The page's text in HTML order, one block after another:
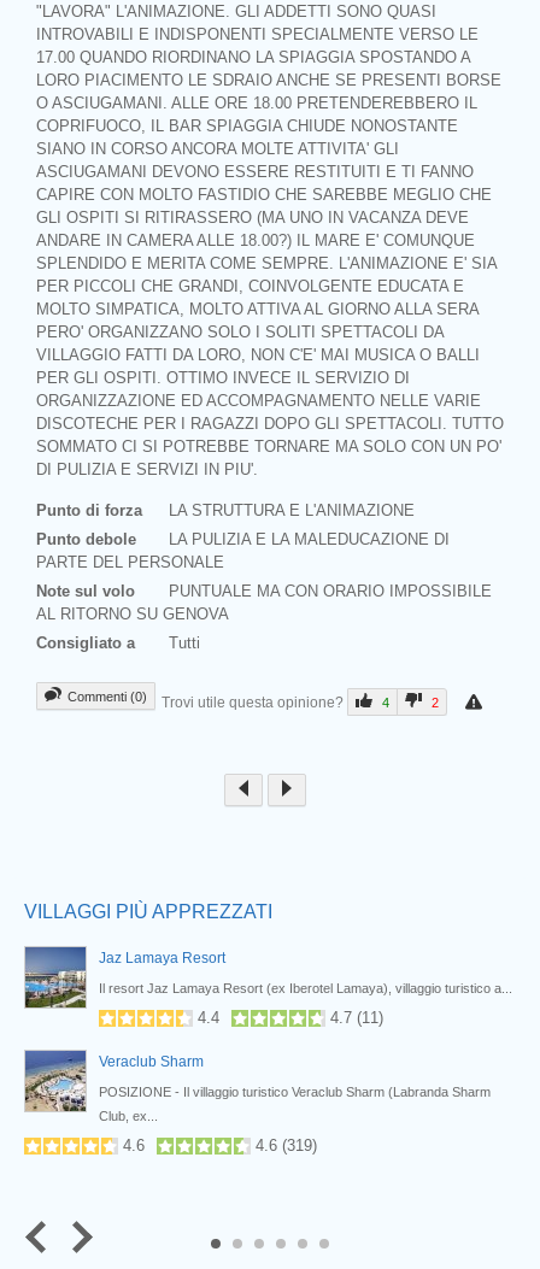
"LAVORA" L'ANIMAZIONE. GLI ADDETTI SONO QUASI
INTROVABILI E INDISPONENTI SPECIALMENTE VERSO LE
17.00 QUANDO RIORDINANO LA SPIAGGIA SPOSTANDO A
LORO PIACIMENTO LE SDRAIO ANCHE SE PRESENTI BORSE
O ASCIUGAMANI. ALLE ORE 18.00 PRETENDEREBBERO IL
COPRIFUOCO, IL BAR SPIAGGIA CHIUDE NONOSTANTE
SIANO IN CORSO ANCORA MOLTE ATTIVITA' GLI
ASCIUGAMANI DEVONO ESSERE RESTITUITI E TI FANNO
CAPIRE CON MOLTO FASTIDIO CHE SAREBBE MEGLIO CHE
GLI OSPITI SI RITIRASSERO (MA UNO IN VACANZA DEVE
ANDARE IN CAMERA ALLE 18.00?) IL MARE E' COMUNQUE
SPLENDIDO E MERITA COME SEMPRE. L'ANIMAZIONE E' SIA
PER PICCOLI CHE GRANDI, COINVOLGENTE EDUCATA E
MOLTO SIMPATICA, MOLTO ATTIVA AL GIORNO ALLA SERA
PERO' ORGANIZZANO SOLO I SOLITI SPETTACOLI DA
VILLAGGIO FATTI DA LORO, NON C'E' MAI MUSICA O BALLI
PER GLI OSPITI. OTTIMO INVECE IL SERVIZIO DI
ORGANIZZAZIONE ED ACCOMPAGNAMENTO NELLE VARIE
DISCOTECHE PER I RAGAZZI DOPO GLI SPETTACOLI. TUTTO
SOMMATO CI SI POTREBBE TORNARE MA SOLO CON UN PO'
DI PULIZIA E SERVIZI IN PIU'.
Punto di forza
LA STRUTTURA E L'ANIMAZIONE
Punto debole
LA PULIZIA E LA MALEDUCAZIONE DI
PARTE DEL PERSONALE
Note sul volo
PUNTUALE MA CON ORARIO IMPOSSIBILE
AL RITORNO SU GENOVA
Consigliato a
Tutti
Commenti (0) Trovi utile questa opinione? 4 2
VILLAGGI PIÙ APPREZZATI
Jaz Lamaya Resort
Il resort Jaz Lamaya Resort (ex Iberotel Lamaya), villaggio turistico a...
4.4 4.7 (11)
Veraclub Sharm
POSIZIONE - Il villaggio turistico Veraclub Sharm (Labranda Sharm
Club, ex...
4.6 4.6 (319)